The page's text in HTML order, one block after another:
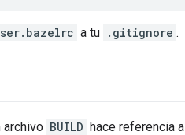
a tu .gitignore .
archivo BUILD hace referencia a